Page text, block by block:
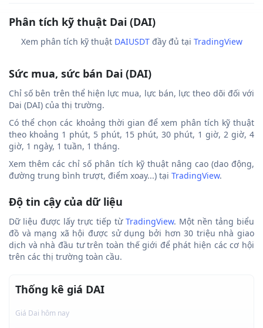
Phân tích kỹ thuật Dai (DAI)
Xem phân tích kỹ thuật DAIUSDTđầy đủ tại TradingView
Sức mua, sức bán Dai (DAI)
Chỉ số bên trên thể hiện lực mua, lực bán, lực theo dõi đối với
Dai (DAI) của thị trường.
Có thể chọn các khoảng thời gian để xem phân tích kỹ thuật
theo khoảng 1 phút, 5 phút, 15 phút, 30 phút, 1 giờ, 2 giờ, 4
giờ, 1 ngày, 1 tuần, 1 tháng.
Xem thêm các chỉ số phân tích kỹ thuật nâng cao (dao động,
đường trung bình trượt, điểm xoay...) tại TradingView.
Độ tin cậy của dữ liệu
Dữ liệu được lấy trực tiếp từ TradingView. Một nền tảng biểu
đồ và mạng xã hội được sử dụng bởi hơn 30 triệu nhà giao
dịch và nhà đầu tư trên toàn thế giới để phát hiện các cơ hội
trên các thị trường toàn cầu.
Thống kê giá DAI
Giá Dai hôm nay